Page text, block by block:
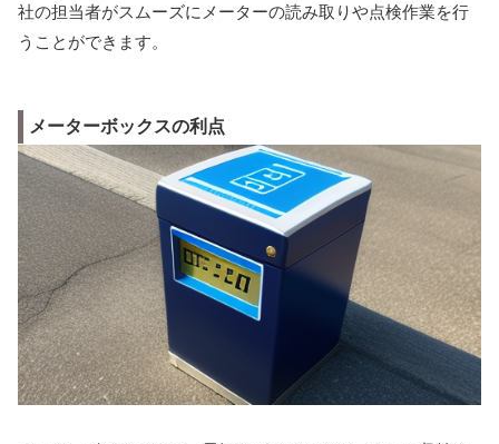
社の担当者がスムーズにメーターの読み取りや点検作業を行
うことができます。
メーターボックスの利点